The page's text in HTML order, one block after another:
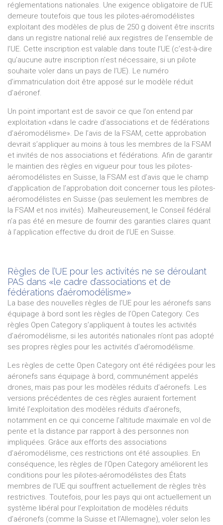
réglementations nationales. Une exigence obligatoire de l’UE
demeure toutefois que tous les pilotes-aéromodélistes
exploitant des modèles de plus de 250 g doivent être inscrits
dans un registre national relié aux registres de l’ensemble de
l’UE. Cette inscription est valable dans toute l’UE (c’est-à-dire
qu’aucune autre inscription n’est nécessaire, si un pilote
souhaite voler dans un pays de l’UE). Le numéro
d’immatriculation doit être apposé sur le modèle réduit
d’aéronef.
Un point important est de savoir ce que l’on entend par
exploitation «dans le cadre d’associations et de fédérations
d’aéromodélisme». De l’avis de la FSAM, cette approbation
devrait s’appliquer au moins à tous les membres de la FSAM
et invités de nos associations et fédérations. Afin de garantir
le maintien des règles en vigueur pour tous les pilotes-
aéromodélistes en Suisse, la FSAM est d’avis que le champ
d’application de l’approbation doit concerner tous les pilotes-
aéromodélistes en Suisse (pas seulement les membres de
la FSAM et nos invités). Malheureusement, le Conseil fédéral
n’a pas été en mesure de fournir des garanties claires quant
à l’application effective du droit de l’UE en Suisse.
Règles de l’UE pour les activités ne se déroulant
PAS dans «le cadre d’associations et de
fédérations d’aéromodélisme»
La base des nouvelles règles de l’UE pour les aéronefs sans
équipage à bord sont les règles de l’Open Category. Ces
règles Open Category s’appliquent à toutes les activités
d’aéromodélisme, si les autorités nationales n’ont pas adopté
ses propres règles pour les activités d’aéromodélisme.
Les règles de cette Open Category ont été rédigées pour les
aéronefs sans équipage à bord, communément appelés
drones, mais pas pour les modèles réduits d’aéronefs. Les
versions précédentes de ces règles auraient fortement
limité l’exploitation des modèles réduits d’aéronefs,
notamment en ce qui concerne l’altitude maximale en vol de
pente et la distance par rapport à des personnes non
impliquées. Grâce aux efforts des associations
d’aéromodélisme, ces restrictions ont été assouplies. En
conséquence, les règles de l’Open Category améliorent les
conditions pour les pilotes-aéromodélistes des États
membres de l’UE qui souffrent actuellement de règles très
restrictives. Toutefois, pour les pays qui ont actuellement un
système libéral pour l’exploitation de modèles réduits
d’aéronefs (comme la Suisse et l’Allemagne), voler selon les